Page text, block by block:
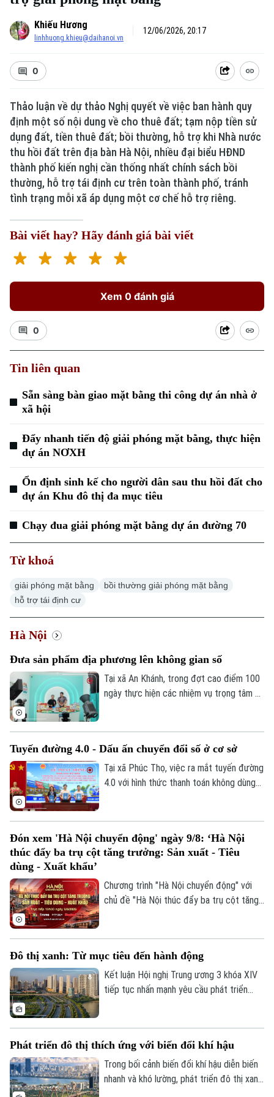
Chuyên mục
Thời sự
Hà Nội
Chính trị
Hà Nội
Khiếu Hương
linhhuong.khieu@daihanoi.vn
12/06/2026, 20:17
0
Thảo luận về dự thảo Nghị quyết về việc ban hành quy
định một số nội dung về cho thuê đất; tạm nộp tiền sử
dụng đất, tiền thuê đất; bồi thường, hỗ trợ khi Nhà nước
thu hồi đất trên địa bàn Hà Nội, nhiều đại biểu HĐND
thành phố kiến nghị cần thống nhất chính sách bồi
thường, hỗ trợ tái định cư trên toàn thành phố, tránh
tình trạng mỗi xã áp dụng một cơ chế hỗ trợ riêng.
Bài viết hay? Hãy đánh giá bài viết
Xem 0 đánh giá
0
Tin liên quan
Sẵn sàng bàn giao mặt bằng thi công dự án nhà ở
xã hội
Đẩy nhanh tiến độ giải phóng mặt bằng, thực hiện
dự án NƠXH
Ổn định sinh kế cho người dân sau thu hồi đất cho
dự án Khu đô thị đa mục tiêu
Chạy đua giải phóng mặt bằng dự án đường 70
Từ khoá
giải phóng mặt bằng
bồi thường giải phóng mặt bằng
hỗ trợ tái định cư
Hà Nội
Đưa sản phẩm địa phương lên không gian số
Tại xã An Khánh, trong đợt cao điểm 100
ngày thực hiện các nhiệm vụ trọng tâm về
cận thị trường.
Tuyến đường 4.0 - Dấu ấn chuyển đổi số ở cơ sở
Tại xã Phúc Thọ, việc ra mắt tuyến đường
4.0 với hình thức thanh toán không dùng
ngay từ cơ sở.
Đón xem 'Hà Nội chuyển động' ngày 9/8: ‘Hà Nội
thúc đẩy ba trụ cột tăng trưởng: Sản xuất - Tiêu
dùng - Xuất khẩu’
Chương trình "Hà Nội chuyển động" với
chủ đề "Hà Nội thúc đẩy ba trụ cột tăng
hình Hà Nội vào 19h hôm nay, ngày 9/8.
Đô thị xanh: Từ mục tiêu đến hành động
Kết luận Hội nghị Trung ương 3 khóa XIV
tiếp tục nhấn mạnh yêu cầu phát triển
nguyên, thúc đẩy tăng trưởng xanh, kinh
tế tuần hoàn và chuyển đổi năng lượng.
Trong bối cảnh biến đổi khí hậu ngày càng
Phát triển đô thị thích ứng với biến đổi khí hậu
Trong bối cảnh biến đổi khí hậu diễn biến
nhanh và khó lường, phát triển đô thị xanh,